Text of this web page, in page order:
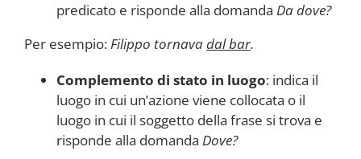
predicato e risponde alla domanda Da dove?
Per esempio:Filippo tornavadal bar.
Complemento di stato in luogo: indica il
luogo in cui un’azione viene collocata o il
luogo in cui il soggetto della frase si trova e
risponde alla domanda Dove?